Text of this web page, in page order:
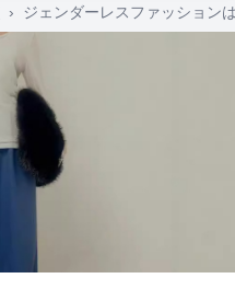
› ジェンダーレスファッション